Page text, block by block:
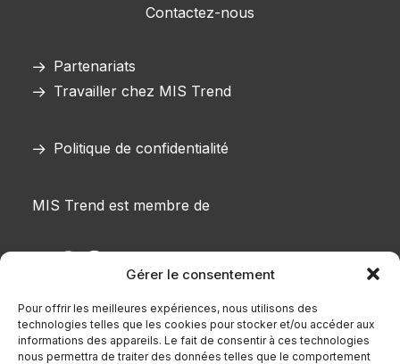
Gérer le consentement
Pour offrir les meilleures expériences, nous utilisons des
technologies telles que les cookies pour stocker et/ou accéder aux
informations des appareils. Le fait de consentir à ces technologies
nous permettra de traiter des données telles que le comportement
Contactez-nous
Partenariats
Travailler chez MIS Trend
Politique de confidentialité
MIS Trend est membre de